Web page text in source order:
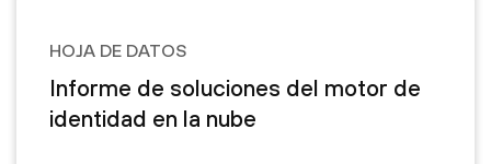
HOJA DE DATOS
Informe de soluciones del motor de
identidad en la nube